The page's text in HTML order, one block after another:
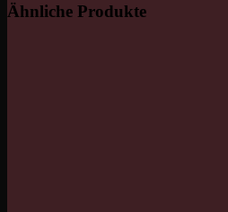
Ähnliche Produkte